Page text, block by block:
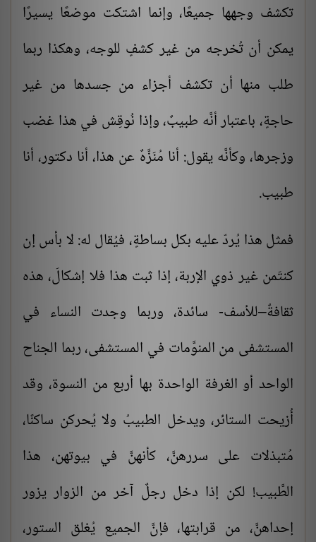
تكشف وجهها جميعًا، وإنما اشتكت موضعًا يسيرًا
يمكن أن تُخرجه من غير كشفٍ للوجه، وهكذا ربما
طلب منها أن تكشف أجزاء من جسدها من غير
حاجةٍ، باعتبار أنَّه طبيبٌ، وإذا نُوقِش في هذا غضب
وزجرها، وكأنَّه يقول: أنا مُنَزَّهٌ عن هذا، أنا دكتور، أنا
طبيب.
فمثل هذا يُردّ عليه بكل بساطةٍ، فيُقال له: لا بأس إن
كنتَمن غير ذوي الإربة، إذا ثبت هذا فلا إشكالَ، هذه
ثقافةٌ–للأسف- سائدة، وربما وجدت النساء في
المستشفى من المنوَّمات في المستشفى، ربما الجناح
الواحد أو الغرفة الواحدة بها أربع من النسوة، وقد
أُزيحت الستائر، ويدخل الطبيبُ ولا يُحركن ساكنًا،
مُتبذلات على سررهنَّ، كأنهنَّ في بيوتهن، هذا
الطَّبيب! لكن إذا دخل رجلٌ آخر من الزوار يزور
إحداهنَّ، من قرابتها، فإنَّ الجميع يُغلق الستور،